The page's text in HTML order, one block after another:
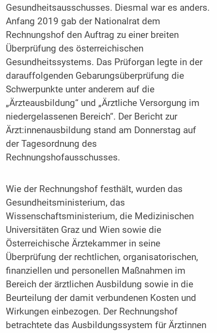
Gesundheitsausschusses. Diesmal war es anders.
Anfang 2019 gab der Nationalrat dem
Rechnungshof den Auftrag zu einer breiten
Überprüfung des österreichischen
Gesundheitssystems. Das Prüforgan legte in der
darauffolgenden Gebarungsüberprüfung die
Schwerpunkte unter anderem auf die
„Ärzteausbildung“ und „Ärztliche Versorgung im
niedergelassenen Bereich“. Der Bericht zur
Ärzt:innenausbildung stand am Donnerstag auf
der Tagesordnung des
Rechnungshofausschusses.
Wie der Rechnungshof festhält, wurden das
Gesundheitsministerium, das
Wissenschaftsministerium, die Medizinischen
Universitäten Graz und Wien sowie die
Österreichische Ärztekammer in seine
Überprüfung der rechtlichen, organisatorischen,
finanziellen und personellen Maßnahmen im
Bereich der ärztlichen Ausbildung sowie in die
Beurteilung der damit verbundenen Kosten und
Wirkungen einbezogen. Der Rechnungshof
betrachtete das Ausbildungssystem für Ärztinnen